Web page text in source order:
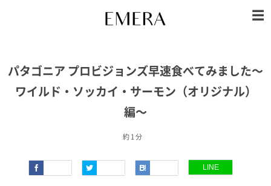
パタゴニア プロビジョンズ早速食べてみました〜
ワイルド・ソッカイ・サーモン（オリジナル）
編〜
約 1 分
LINE